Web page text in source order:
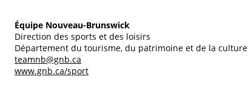
Équipe Nouveau-Brunswick
Direction des sports et des loisirs
Département du tourisme, du patrimoine et de la culture
teamnb@gnb.ca
www.gnb.ca/sport